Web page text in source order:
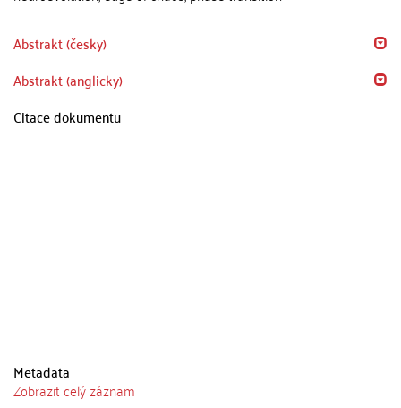
Abstrakt (česky)
Abstrakt (anglicky)
Citace dokumentu
Metadata
Zobrazit celý záznam